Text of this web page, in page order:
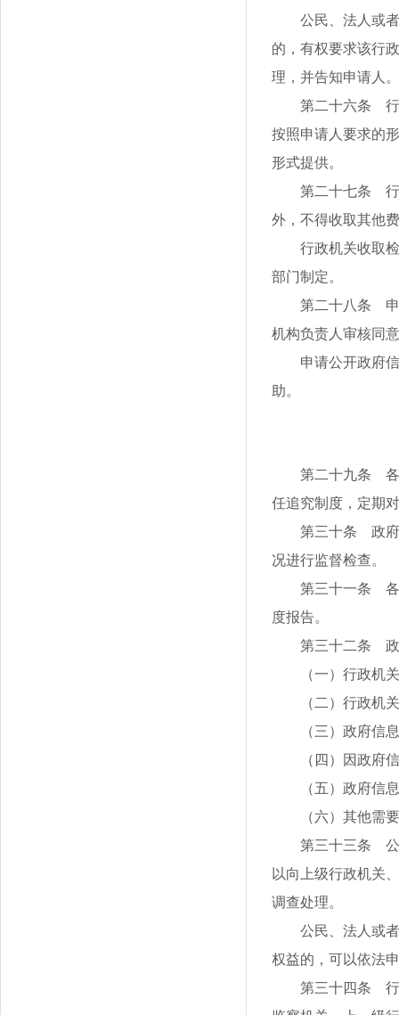
公民、法人或
的，有权要求该行
理，并告知申请人
第二十六条 行
按照申请人要求的
形式提供。
第二十七条 行
外，不得收取其他
行政机关收取
部门制定。
第二十八条 申
机构负责人审核同
申请公开政府
助。
第二十九条 各
任追究制度，定期
第三十条 政府
况进行监督检查。
第三十一条 各
度报告。
第三十二条 政
（一）行政机
（二）行政机
（三）政府信
（四）因政府
（五）政府信
（六）其他需
第三十三条 公
以向上级行政机关
调查处理。
公民、法人或
权益的，可以依法
第三十四条 行